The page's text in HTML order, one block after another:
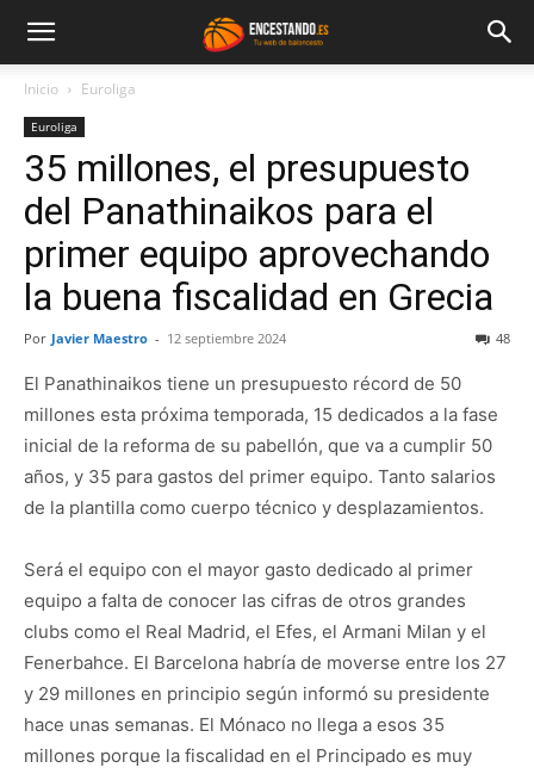
Inicio Euroliga
Euroliga
35 millones, el presupuesto
del Panathinaikos para el
primer equipo aprovechando
la buena fiscalidad en Grecia
Por Javier Maestro - 12 septiembre 2024 48
El Panathinaikos tiene un presupuesto récord de 50
millones esta próxima temporada, 15 dedicados a la fase
inicial de la reforma de su pabellón, que va a cumplir 50
años, y 35 para gastos del primer equipo. Tanto salarios
de la plantilla como cuerpo técnico y desplazamientos.
Será el equipo con el mayor gasto dedicado al primer
equipo a falta de conocer las cifras de otros grandes
clubs como el Real Madrid, el Efes, el Armani Milan y el
Fenerbahce. El Barcelona habría de moverse entre los 27
y 29 millones en principio según informó su presidente
hace unas semanas. El Mónaco no llega a esos 35
millones porque la fiscalidad en el Principado es muy